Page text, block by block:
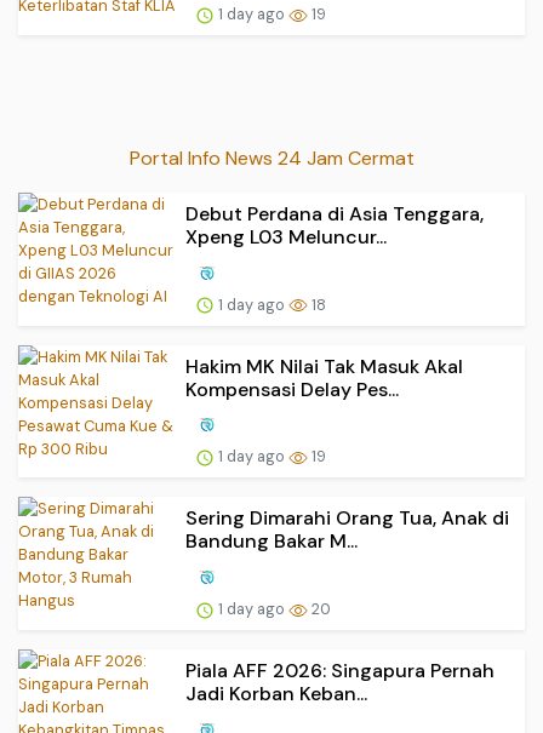
1 day ago 19
Portal Info News 24 Jam Cermat
Debut Perdana di Asia Tenggara,
Xpeng L03 Meluncur...
1 day ago 18
Hakim MK Nilai Tak Masuk Akal
Kompensasi Delay Pes...
1 day ago 19
Sering Dimarahi Orang Tua, Anak di
Bandung Bakar M...
1 day ago 20
Piala AFF 2026: Singapura Pernah
Jadi Korban Keban...